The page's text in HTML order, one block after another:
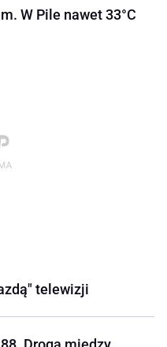
W Pile nawet 33°C
telewizji